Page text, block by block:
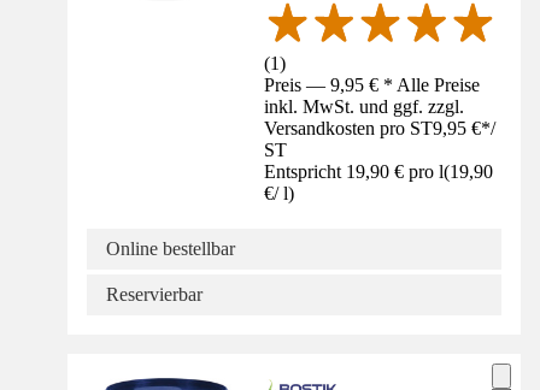
(1)
Preis — 9,95 € * Alle Preise
inkl. MwSt. und ggf. zzgl.
Versandkosten pro ST9,95 €*/
ST
Entspricht 19,90 € pro l(19,90
€/ l)
Online bestellbar
Reservierbar